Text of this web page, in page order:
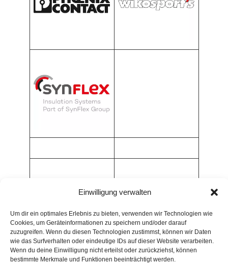
Einwilligung verwalten
Um dir ein optimales Erlebnis zu bieten, verwenden wir Technologien wie
Cookies, um Geräteinformationen zu speichern und/oder darauf
zuzugreifen. Wenn du diesen Technologien zustimmst, können wir Daten
wie das Surfverhalten oder eindeutige IDs auf dieser Website verarbeiten.
Wenn du deine Einwilligung nicht erteilst oder zurückziehst, können
bestimmte Merkmale und Funktionen beeinträchtigt werden.